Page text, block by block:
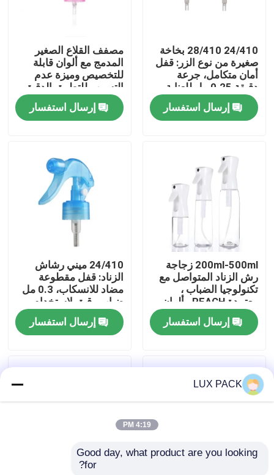
بيت
منتجات
أشرطة فيديو
معلومات عنا
جولة في المعمل
رقابة جودة
أخبار
24/410 28/410 بخاخة
صغيرة من نوع الزر: قفل
أمان متكامل، جرعة
دقيقة 0.25 مل للعناية
الشخصية
إرسال استفسار
مصفف القلاع الصغير
المدمج مع ألوان قابلة
للتخصيص وميزة عدم
التسرب للتطبيق الدقيق
إرسال استفسار
200ml-500ml زجاجة
رش الزناد المتواصل مع
تكنولوجيا الضباب ،
معتمدة REACH ، ألوان
مخصصة
إرسال استفسار
24/410 ميني رشاش
الزناد: قفل مقطوعة
مضاد للانسكاب، 0.3 مل
ضباب رقيق لاستخدام
الحديقة والصالون
إرسال استفسار
LUX PACK
4:19 PM
Good day, what product are you looking
for?